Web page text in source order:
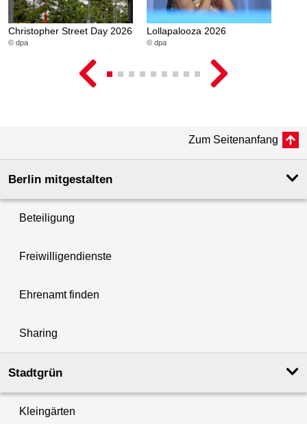
Christopher Street Day 2026
© dpa
Lollapalooza 2026
© dpa
Zum Seitenanfang
Berlin mitgestalten
Beteiligung
Freiwilligendienste
Ehrenamt finden
Sharing
Stadtgrün
Kleingärten